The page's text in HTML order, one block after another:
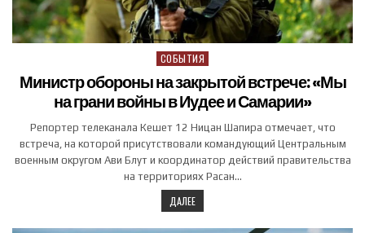
Posted in
СОБЫТИЯ
Министр обороны на закрытой встрече: «Мы
на грани войны в Иудее и Самарии»
Репортер телеканала Кешет 12 Ницан Шапира отмечает, что
встреча, на которой присутствовали командующий Центральным
военным округом Ави Блут и координатор действий правительства
на территориях Расан…
ДАЛЕЕ